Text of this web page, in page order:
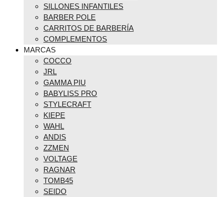
SILLONES INFANTILES
BARBER POLE
CARRITOS DE BARBERÍA
COMPLEMENTOS
MARCAS
COCCO
JRL
GAMMA PIU
BABYLISS PRO
STYLECRAFT
KIEPE
WAHL
ANDIS
ZZMEN
VOLTAGE
RAGNAR
TOMB45
SEIDO